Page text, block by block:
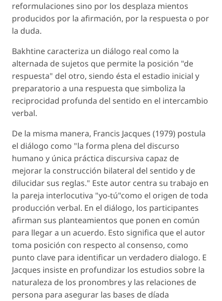
reformulaciones sino por los desplaza mientos
producidos por la afirmación, por la respuesta o por
la duda.
Bakhtine caracteriza un diálogo real como la
alternada de sujetos que permite la posición "de
respuesta" del otro, siendo ésta el estadio inicial y
preparatorio a una respuesta que simboliza la
reciprocidad profunda del sentido en el intercambio
verbal.
De la misma manera, Francis Jacques (1979) postula
el diálogo como "la forma plena del discurso
humano y única práctica discursiva capaz de
mejorar la construcción bilateral del sentido y de
dilucidar sus reglas." Este autor centra su trabajo en
la pareja interlocutiva "yo-tú"como el origen de toda
producción verbal. En el diálogo, los participantes
afirman sus planteamientos que ponen en común
para llegar a un acuerdo. Esto significa que el autor
toma posición con respecto al consenso, como
punto clave para identificar un verdadero dialogo. E
Jacques insiste en profundizar los estudios sobre la
naturaleza de los pronombres y las relaciones de
persona para asegurar las bases de díada